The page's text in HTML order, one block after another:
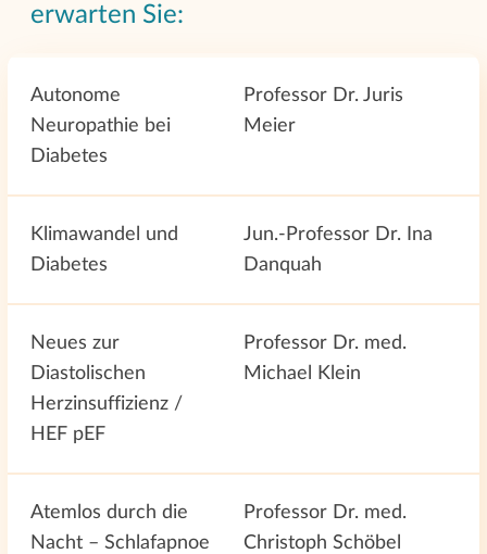
erwarten Sie:
Autonome
Neuropathie bei
Diabetes
Professor Dr. Juris
Meier
Klimawandel und
Diabetes
Jun.-Professor Dr. Ina
Danquah
Neues zur
Diastolischen
Herzinsuffizienz /
HEF pEF
Professor Dr. med.
Michael Klein
Atemlos durch die
Nacht – Schlafapnoe
Professor Dr. med.
Christoph Schöbel